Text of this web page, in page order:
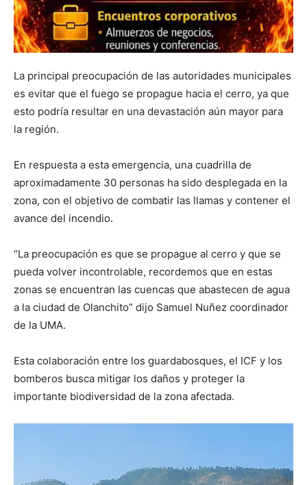
La principal preocupación de las autoridades municipales
es evitar que el fuego se propague hacia el cerro, ya que
esto podría resultar en una devastación aún mayor para
la región.
En respuesta a esta emergencia, una cuadrilla de
aproximadamente 30 personas ha sido desplegada en la
zona, con el objetivo de combatir las llamas y contener el
avance del incendio.
“La preocupación es que se propague al cerro y que se
pueda volver incontrolable, recordemos que en estas
zonas se encuentran las cuencas que abastecen de agua
a la ciudad de Olanchito” dijo Samuel Nuñez coordinador
de la UMA.
Esta colaboración entre los guardabosques, el ICF y los
bomberos busca mitigar los daños y proteger la
importante biodiversidad de la zona afectada.